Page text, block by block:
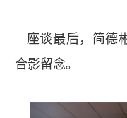
座谈最后，简德
合影留念。